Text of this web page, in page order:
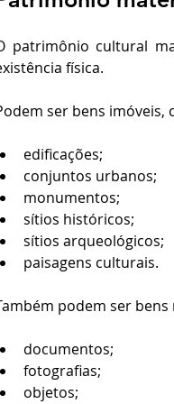
patrimônio cultural
física.
ser bens imóveis,
edificações;
conjuntos urbanos;
monumentos;
sítios históricos;
sítios arqueológicos;
paisagens culturais.
podem ser bens
documentos;
fotografias;
objetos;